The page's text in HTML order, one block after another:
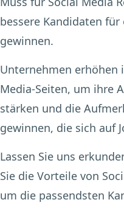
bessere Kandidaten für
gewinnen.
Unternehmen erhöhen
Media-Seiten, um ihre
stärken und die
gewinnen, die sich auf
Lassen Sie uns
Sie die Vorteile von
um die passendsten